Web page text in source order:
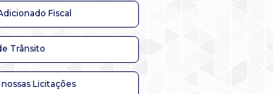
Fiscal
Trânsito
Licitações